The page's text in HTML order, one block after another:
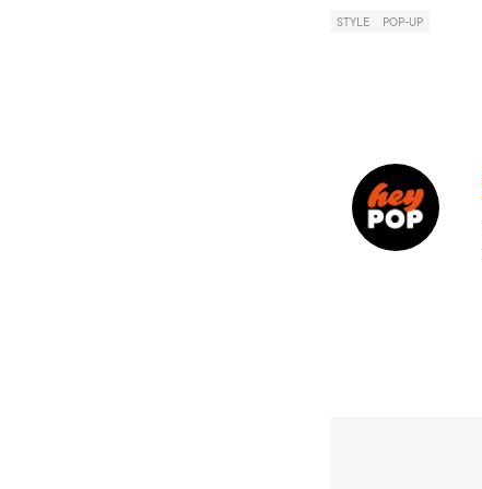
STYLE POP-UP